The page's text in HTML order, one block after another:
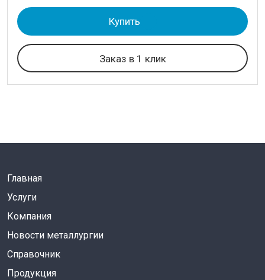
Купить
Заказ в 1 клик
Главная
Услуги
Компания
Новости металлургии
Справочник
Продукция